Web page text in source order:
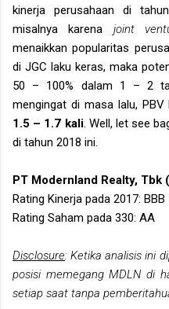
kinerja perusahaan di
misalnya karena joint
menaikkan popularitas
di JGC laku keras, maka
50 – 100% dalam 1 – 2
mengingat di masa lalu, PBV
1.5 – 1.7 kali. Well, let see
di tahun 2018 ini.
PT Modernland Realty, Tbk
Rating Kinerja pada 2017: BBB
Rating Saham pada 330: AA
Disclosure: Ketika analisis ini
posisi memegang MDLN di
setiap saat tanpa